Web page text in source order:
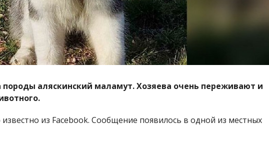
породы аляскинский маламут. Хозяева очень переживают и
из Facebook. Сообщение появилось в одной из местных